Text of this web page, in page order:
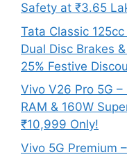
Safety at ₹3.65
Tata Classic
Dual Disc Brakes
25% Festive
Vivo V26 Pro 5G –
RAM & 160W
₹10,999 Only!
Vivo 5G Premium